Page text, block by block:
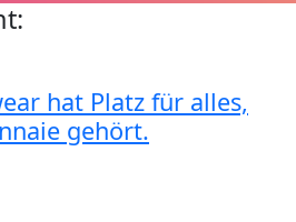
hat Platz für alles,
gehört.